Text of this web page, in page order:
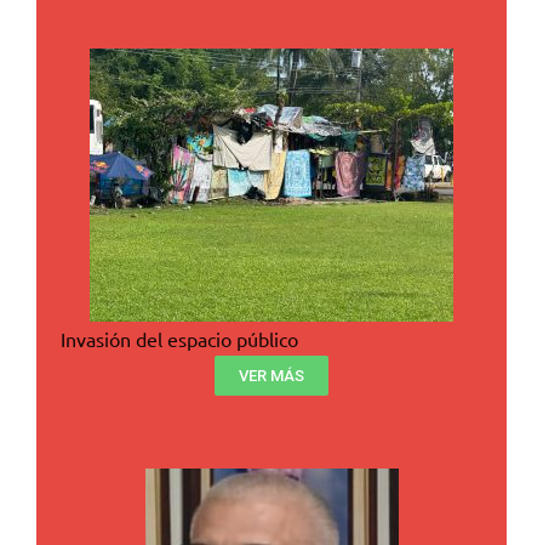
Invasión del espacio público
VER MÁS